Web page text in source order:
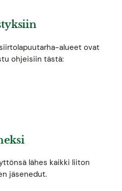
alueet ovat
ohjeisiin tästä:
lähes kaikki liiton
jäsenedut.